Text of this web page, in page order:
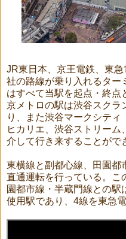
JR東日本、京王電鉄、東
社の路線が乗り入れるター
はすべて当駅を起点・終点
京メトロの駅は渋谷スクラ
り、また渋谷マークシテ
ヒカリエ、渋谷ストリー
介して行き来することがで
東横線と副都心線、田園都
直通運転を行っている。こ
園都市線・半蔵門線との駅
使用駅であり、4線を東急